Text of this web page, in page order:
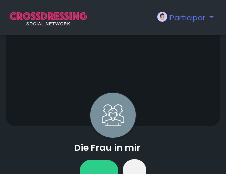
Participar
Die Frau in mir